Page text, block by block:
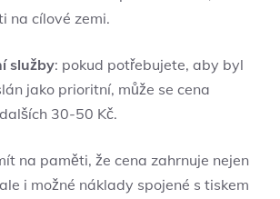
na cílové zemi.
služby: pokud potřebujete, aby byl
jako prioritní, může se cena
30-50 Kč.
na paměti, že cena zahrnuje nejen
i možné náklady spojené s tiskem